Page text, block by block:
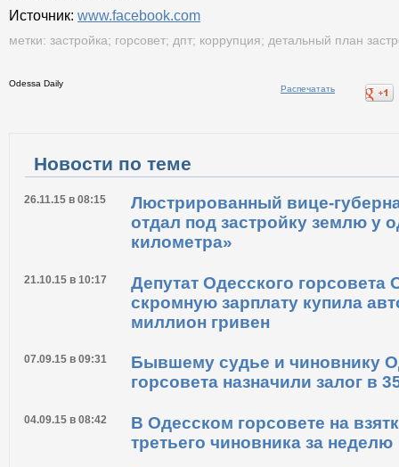
Источник: www.facebook.com
метки: застройка; горсовет; дпт; коррупция; детальный план
Odessa Daily
Новости по теме
Люстрированный вице-
отдал под застройку землю у
километра»
Депутат Одесского горсовета
скромную зарплату купила
миллион гривен
07.09.15 в 09:31
Бывшему судье и чиновнику
горсовета назначили залог в